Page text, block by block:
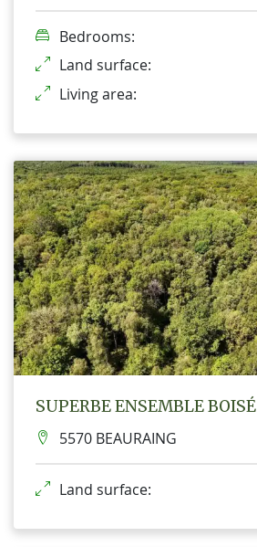
Bedrooms:
Land surface:
Living area:
SUPERBE ENSEMBLE BOISÉ
5570 BEAURAING
Land surface: